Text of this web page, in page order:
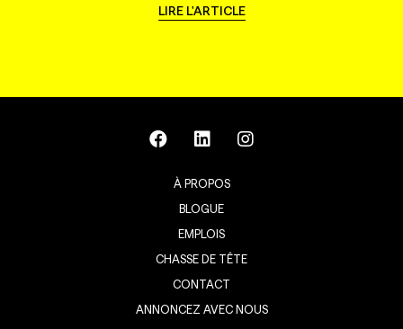
LIRE L'ARTICLE
À PROPOS
BLOGUE
EMPLOIS
CHASSE DE TÊTE
CONTACT
ANNONCEZ AVEC NOUS